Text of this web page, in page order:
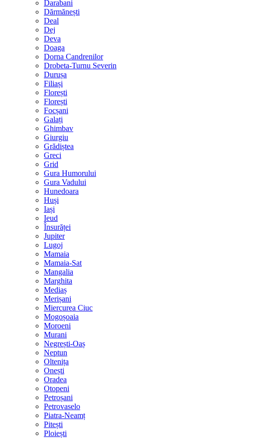
Darabani
Dărmănești
Deal
Dej
Deva
Doaga
Dorna Candrenilor
Drobeta-Turnu Severin
Durușa
Filiași
Florești
Florești
Focșani
Galați
Ghimbav
Giurgiu
Grădiștea
Greci
Grid
Gura Humorului
Gura Vadului
Hunedoara
Huși
Iași
Ieud
Însurăței
Jupiter
Lugoj
Mamaia
Mamaia-Sat
Mangalia
Marghita
Mediaș
Merișani
Miercurea Ciuc
Mogoșoaia
Moroeni
Murani
Negrești-Oaș
Neptun
Oltenița
Onești
Oradea
Otopeni
Petroșani
Petrovaselo
Piatra-Neamț
Pitești
Ploiești